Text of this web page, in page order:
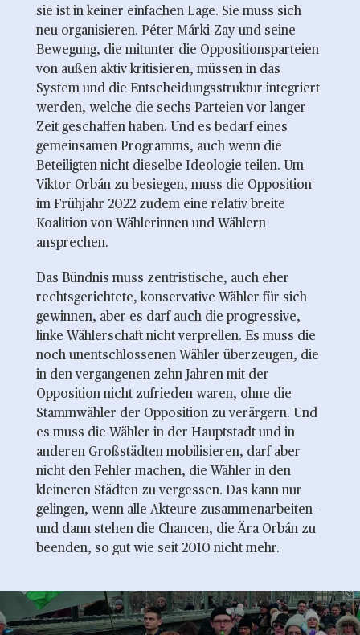
sie ist in keiner einfachen Lage. Sie muss sich
neu organisieren. Péter Márki-Zay und seine
Bewegung, die mitunter die Oppositionsparteien
von außen aktiv kritisieren, müssen in das
System und die Entscheidungsstruktur integriert
werden, welche die sechs Parteien vor langer
Zeit geschaffen haben. Und es bedarf eines
gemeinsamen Programms, auch wenn die
Beteiligten nicht dieselbe Ideologie teilen. Um
Viktor Orbán zu besiegen, muss die Opposition
im Frühjahr 2022 zudem eine relativ breite
Koalition von Wählerinnen und Wählern
ansprechen.
Das Bündnis muss zentristische, auch eher
rechtsgerichtete, konservative Wähler für sich
gewinnen, aber es darf auch die progressive,
linke Wählerschaft nicht verprellen. Es muss die
noch unentschlossenen Wähler überzeugen, die
in den vergangenen zehn Jahren mit der
Opposition nicht zufrieden waren, ohne die
Stammwähler der Opposition zu verärgern. Und
es muss die Wähler in der Hauptstadt und in
anderen Großstädten mobilisieren, darf aber
nicht den Fehler machen, die Wähler in den
kleineren Städten zu vergessen. Das kann nur
gelingen, wenn alle Akteure zusammenarbeiten –
und dann stehen die Chancen, die Ära Orbán zu
beenden, so gut wie seit 2010 nicht mehr.